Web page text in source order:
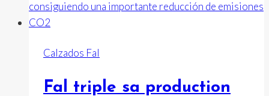
Calzados Fal
Fal triple sa production